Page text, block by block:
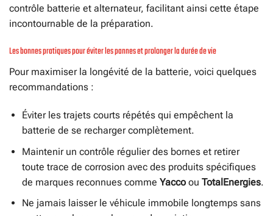
contrôle batterie et alternateur, facilitant ainsi cette étape
incontournable de la préparation.
Les bonnes pratiques pour éviter les pannes et prolonger la durée de vie
Pour maximiser la longévité de la batterie, voici quelques
recommandations :
Éviter les trajets courts répétés qui empêchent la
batterie de se recharger complètement.
Maintenir un contrôle régulier des bornes et retirer
toute trace de corrosion avec des produits spécifiques
de marques reconnues comme Yaccoou TotalEnergies.
Ne jamais laisser le véhicule immobile longtemps sans